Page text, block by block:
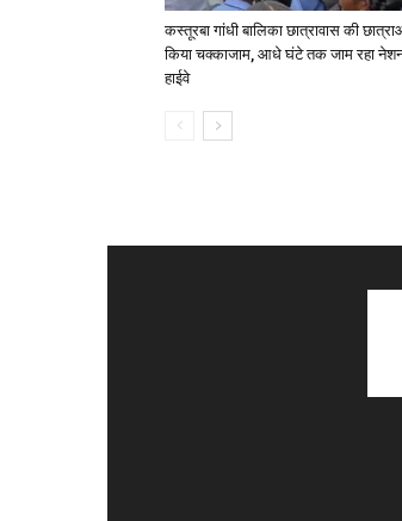
कस्तूरबा गांधी बालिका छात्रावास की
किया चक्काजाम, आधे घंटे तक जाम रहा
हाईवे